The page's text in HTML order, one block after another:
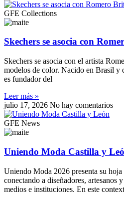
GFE Collections
Skechers se asocia con
Skechers se asocia con el artista
modelos de color. Nacido en Brasil
es fundador del
Leer más »
julio 17, 2026 No hay comentarios
GFE News
Uniendo Moda Castilla y
Uniendo Moda 2026 presenta su
conectando a diseñadores, artesanos
medios e instituciones. En este